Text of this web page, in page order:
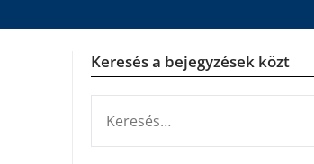
Keresés a bejegyzések közt